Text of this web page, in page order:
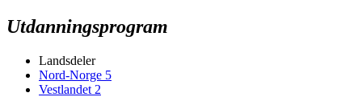
Utdanningsprogram
Landsdeler
Nord-Norge 5
Vestlandet 2